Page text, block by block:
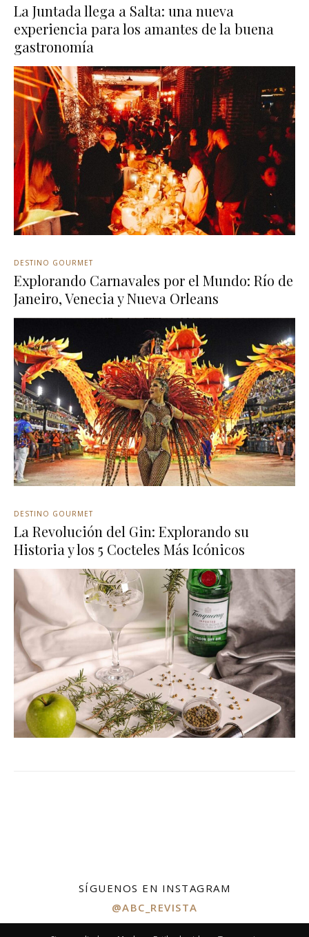
La Juntada llega a Salta: una nueva
experiencia para los amantes de la buena
gastronomía
DESTINO GOURMET
Explorando Carnavales por el Mundo: Río de
Janeiro, Venecia y Nueva Orleans
DESTINO GOURMET
La Revolución del Gin: Explorando su
Historia y los 5 Cocteles Más Icónicos
SÍGUENOS EN INSTAGRAM
@ABC_REVISTA